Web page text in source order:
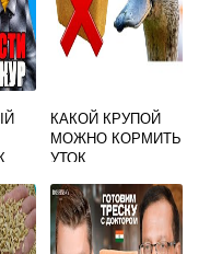
КАКОЙ КРУПОЙ
МОЖНО КОРМИТЬ
УТОК